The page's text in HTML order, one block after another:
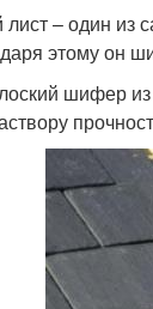
– один из
этому он
шифер